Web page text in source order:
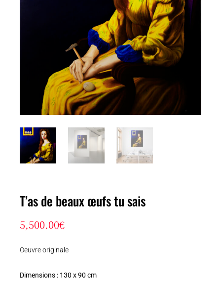
T’as de beaux œufs tu sais
5,500.00€
Oeuvre originale
Dimensions : 130 x 90 cm